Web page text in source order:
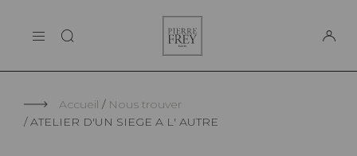
LA MAISON
Frey
Accueil
Nous trouver
ATELIER D'UN SIEGE A L' AUTRE